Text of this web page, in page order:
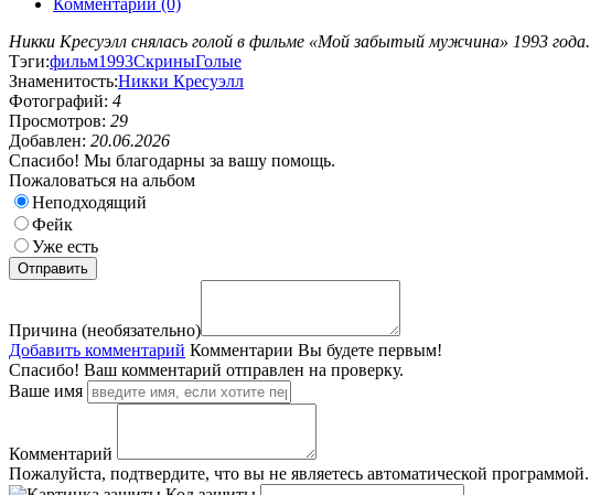
Никки Кресуэлл снялась голой в фильме «Мой забытый мужчина» 1993 года.
Тэги:фильм1993СкриныГолые
Знаменитость:Никки Кресуэлл
Фотографий: 4
Просмотров: 29
Добавлен: 20.06.2026
Спасибо! Мы благодарны за вашу помощь.
Пожаловаться на альбом
Неподходящий
Фейк
Уже есть
Причина (необязательно)
Добавить комментарий Комментарии Вы будете первым!
Спасибо! Ваш комментарий отправлен на проверку.
Ваше имя
Комментарий
Пожалуйста, подтвердите, что вы не являетесь автоматической программой.